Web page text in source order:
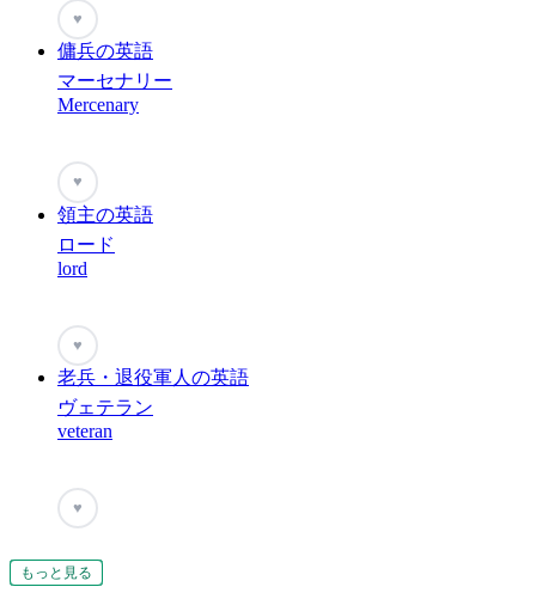
もっと見る
もっと見る
もっと見る
もっと見る
もっと見る
もっと見る
もっと見る
もっと見る
もっと見る
もっと見る
もっと見る
♥
傭兵の英語
マーセナリー
Mercenary
♥
領主の英語
ロード
lord
♥
老兵・退役軍人の英語
ヴェテラン
veteran
♥